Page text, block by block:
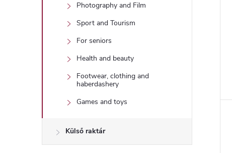
Photography and Film
Sport and Tourism
For seniors
Health and beauty
Footwear, clothing and
haberdashery
Games and toys
Külső raktár